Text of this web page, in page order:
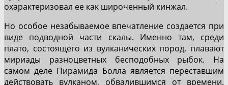
охарактеризовал ее как широченный кинжал.
Но особое незабываемое впечатление создается при
виде подводной части скалы. Именно там, среди
плато, состоящего из вулканических пород, плавают
мириады разноцветных бесподобных рыбок. На
самом деле Пирамида Болла является переставшим
действовать вулканом, обвалившимся от времени.